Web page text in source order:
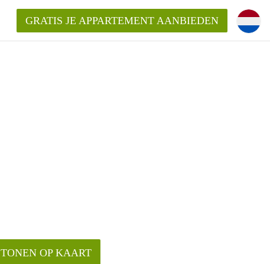
GRATIS JE APPARTEMENT AANBIEDEN
TONEN OP KAART